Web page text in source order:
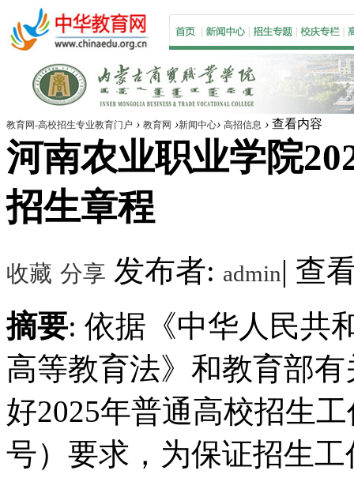
教育网-高校招生专业教育门户 › 教育网 ›新闻中心› 高招信息 › 查看内容
河南农业职业学院
招生章程
收藏 分享 发布者: admin| 查
摘要: 依据《中华人民共
高等教育法》和教育部
好2025年普通高校招生
号）要求，为保证招生